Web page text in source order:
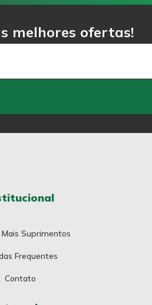
melhores ofertas!
Suprimentos
Frequentes
Contato